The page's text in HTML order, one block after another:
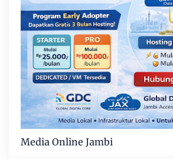
Media Online Jambi